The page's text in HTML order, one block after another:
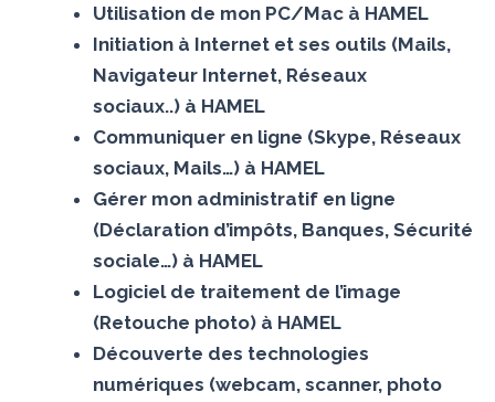
Utilisation de mon PC/Mac à HAMEL
Initiation à Internet et ses outils (Mails,
Navigateur Internet, Réseaux
sociaux..) à HAMEL
Communiquer en ligne (Skype, Réseaux
sociaux, Mails…) à HAMEL
Gérer mon administratif en ligne
(Déclaration d’impôts, Banques, Sécurité
sociale…) à HAMEL
Logiciel de traitement de l’image
(Retouche photo) à HAMEL
Découverte des technologies
numériques (webcam, scanner, photo